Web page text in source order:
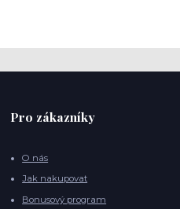
Pro zákazníky
O nás
Jak nakupovat
Bonusový program